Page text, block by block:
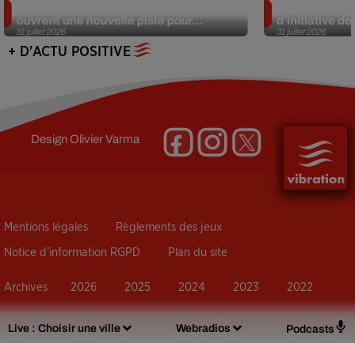
Live : Choisir une ville Webradios Podcasts
31 juillet 2026
ouvrent une nouvelle piste pour...
31 juillet 2026
d’initiative
+ D'ACTU POSITIVE
DesignOlivier Varma
Mentions légales Règlements des jeux
Notice d’information RGPD Plan du site
Archives 2026 2025 2024 2023 2022